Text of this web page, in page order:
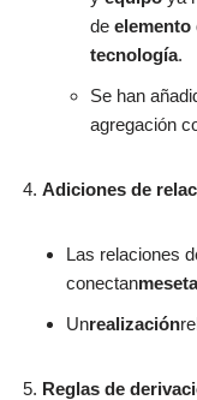
de elemento
tecnología.
Se han
agregación
Adiciones de
Las relaciones
conectanmeseta
Unrealización
Reglas de